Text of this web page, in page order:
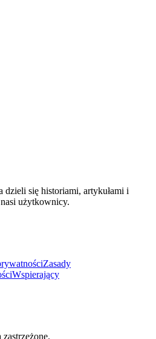
dzieli się historiami, artykułami i
użytkownicy.
Zasady
Wspierający